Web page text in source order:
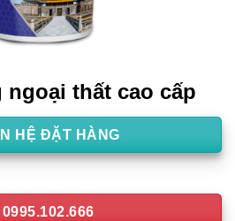
thất cao cấp
HỆ ĐẶT HÀNG
0995.102.666